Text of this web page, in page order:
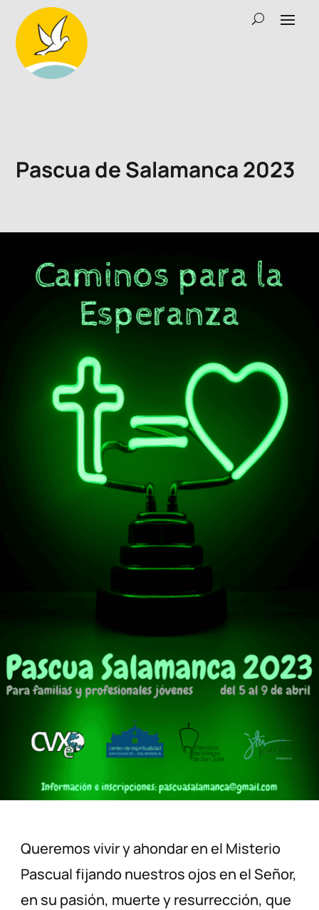
Pascua de Salamanca 2023
Queremos vivir y ahondar en el Misterio
Pascual fijando nuestros ojos en el Señor,
en su pasión, muerte y resurrección, que